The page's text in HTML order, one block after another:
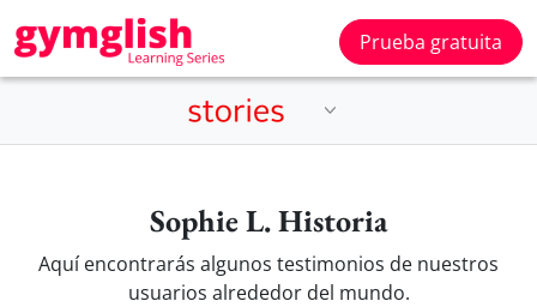
Prueba gratuita
Sophie L. Historia
Aquí encontrarás algunos testimonios de nuestros
usuarios alrededor del mundo.